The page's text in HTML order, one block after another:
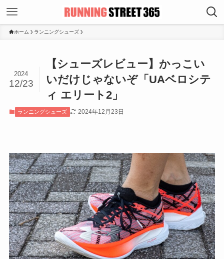
ホーム ランニングシューズ
【シューズレビュー】かっこい
いだけじゃないぞ「UAベロシテ
ィ エリート2」
2024
12/23
ランニングシューズ 2024年12月23日